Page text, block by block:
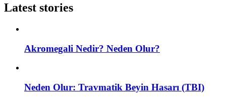
Latest stories
Akromegali Nedir? Neden Olur?
Neden Olur: Travmatik Beyin Hasarı (TBI)